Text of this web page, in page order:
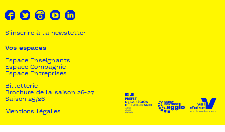
S'inscrire à la newsletter
Vos espaces
Espace Enseignants
Espace Compagnie
Espace Entreprises
Billetterie
Brochure de la saison 26-27
Saison 25/26
Mentions légales